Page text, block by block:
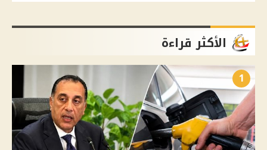
الأكثر قراءة
1